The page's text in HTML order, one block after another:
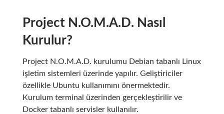
Project N.O.M.A.D. Nasıl
Kurulur?
Project N.O.M.A.D. kurulumu Debian tabanlı Linux
işletim sistemleri üzerinde yapılır. Geliştiriciler
özellikle Ubuntu kullanımını önermektedir.
Kurulum terminal üzerinden gerçekleştirilir ve
Docker tabanlı servisler kullanılır.